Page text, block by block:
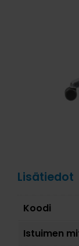
Lisätiedot
Koodi
Istuimen